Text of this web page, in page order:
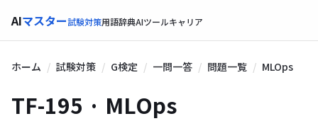
AIマスター試験対策用語辞典AIツールキャリア
ホーム 試験対策 G検定 一問一答 問題一覧 MLOps
TF-195 · MLOps